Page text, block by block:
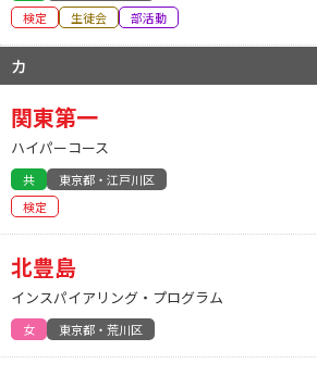
検定
生徒会 部活動
カ
関東第一
ハイパーコース
共
東京都・江戸川区
検定
北豊島
インスパイアリング・プログラム
女 東京都・荒川区